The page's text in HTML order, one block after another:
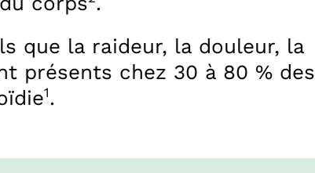
que la raideur, la douleur, la
présents chez 30 à 80 % des
1.